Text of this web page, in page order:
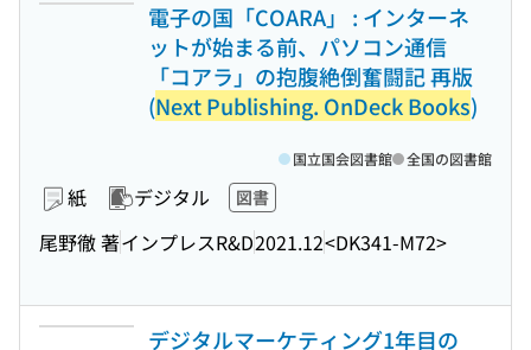
電子の国「COARA」 : インターネ
ットが始まる前、パソコン通信
「コアラ」の抱腹絶倒奮闘記 再版
(Next Publishing. OnDeck Books)
紙 デジタル 図書
尾野徹 著インプレスR&D2021.12<DK341-M72>
国立国会図書館 全国の図書館
デジタルマーケティング1年目の